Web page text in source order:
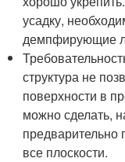
усадку,
демпфирующие
структура не
поверхности в
можно сделать,
предварительно
все плоскости.